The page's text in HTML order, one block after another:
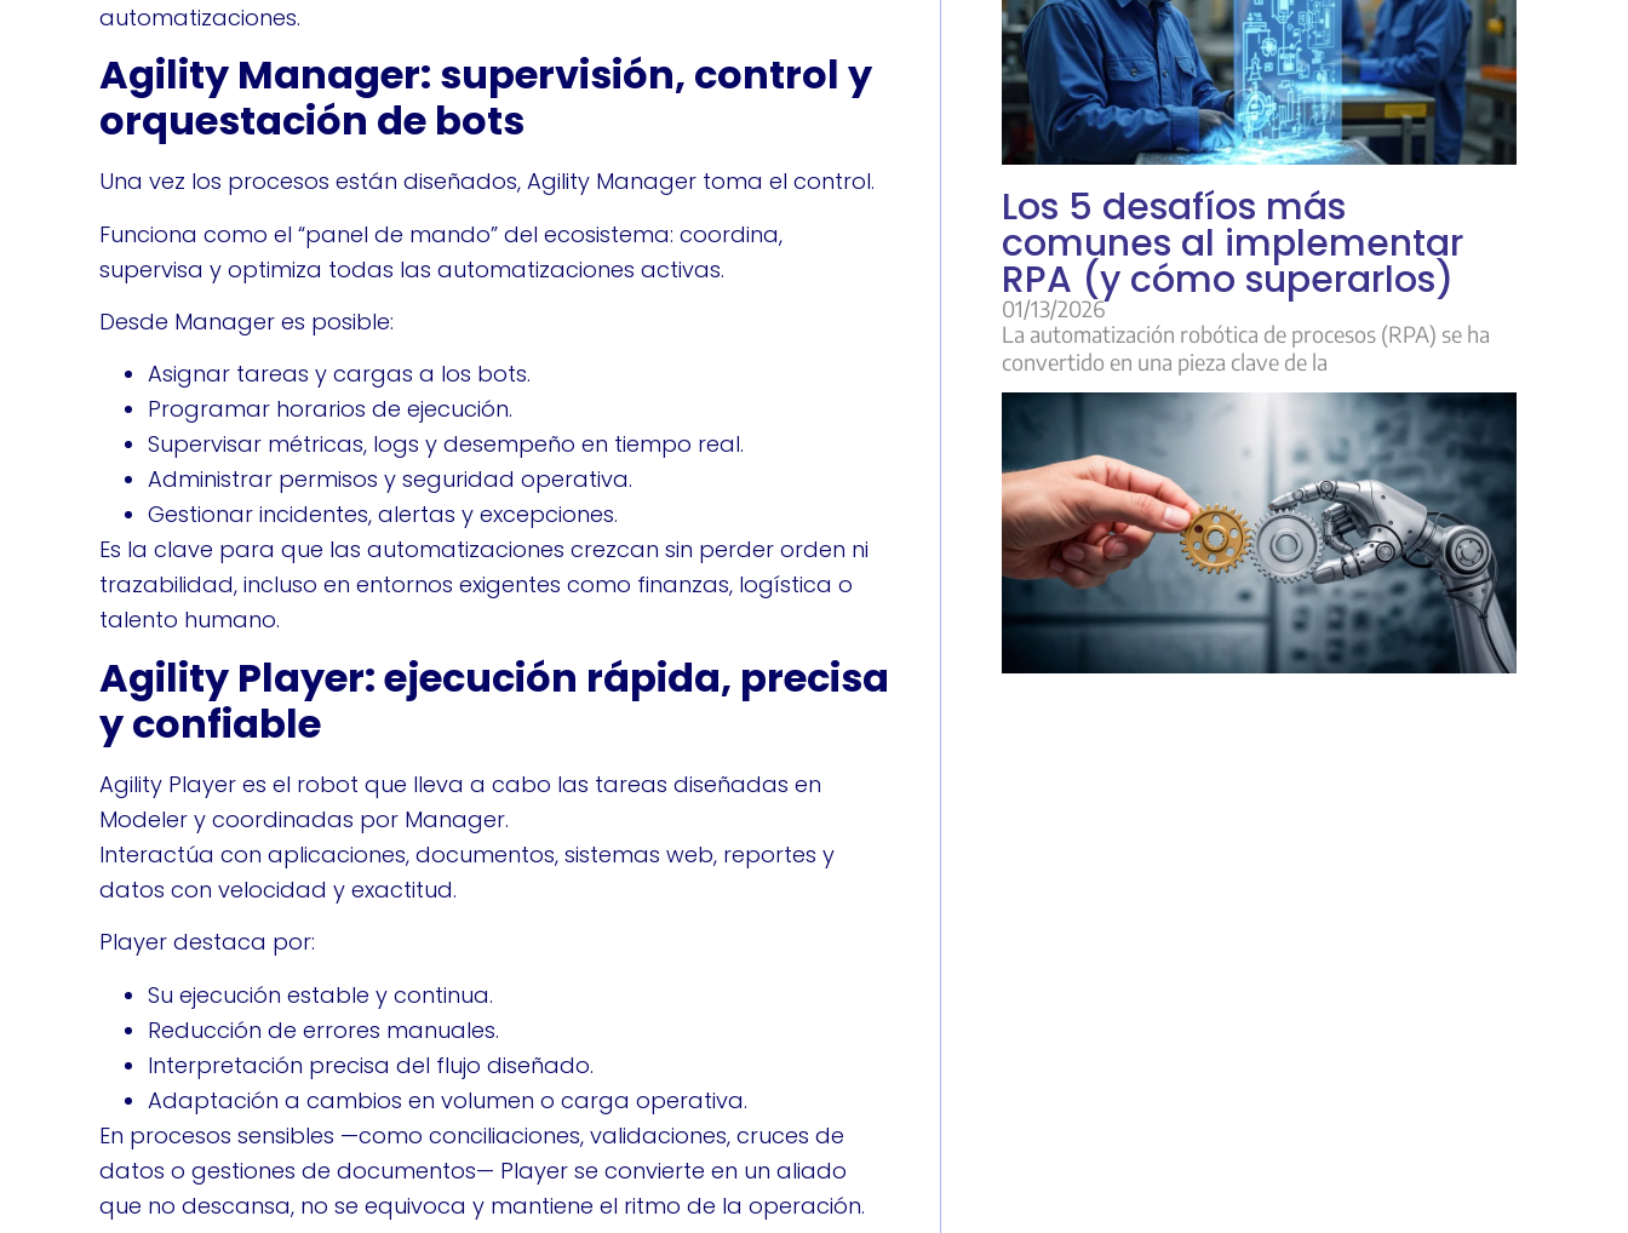
automatizaciones.
Agility Manager: supervisión, control y
orquestación de bots
Una vez los procesos están diseñados, Agility Manager toma el control.
Funciona como el “panel de mando” del ecosistema: coordina,
supervisa y optimiza todas las automatizaciones activas.
Desde Manager es posible:
Asignar tareas y cargas a los bots.
Programar horarios de ejecución.
Supervisar métricas, logs y desempeño en tiempo real.
Administrar permisos y seguridad operativa.
Gestionar incidentes, alertas y excepciones.
Es la clave para que las automatizaciones crezcan sin perder orden ni
trazabilidad, incluso en entornos exigentes como finanzas, logística o
talento humano.
Agility Player: ejecución rápida, precisa
y confiable
Agility Player es el robot que lleva a cabo las tareas diseñadas en
Modeler y coordinadas por Manager.
Interactúa con aplicaciones, documentos, sistemas web, reportes y
datos con velocidad y exactitud.
Player destaca por:
Su ejecución estable y continua.
Reducción de errores manuales.
Interpretación precisa del flujo diseñado.
Adaptación a cambios en volumen o carga operativa.
En procesos sensibles —como conciliaciones, validaciones, cruces de
datos o gestiones de documentos— Player se convierte en un aliado
que no descansa, no se equivoca y mantiene el ritmo de la operación.
Los 5 desafíos más
comunes al implementar
RPA (y cómo superarlos)
01/13/2026
La automatización robótica de procesos (RPA) se ha
convertido en una pieza clave de la